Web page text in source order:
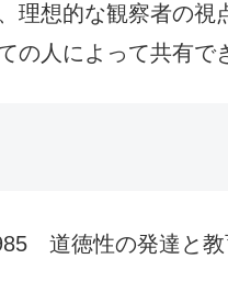
理想的な観察者の
の人によって共有で
道徳性の発達と